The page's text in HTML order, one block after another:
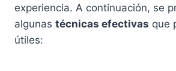
experiencia. A continuación, se
algunas técnicas efectivas que
útiles: